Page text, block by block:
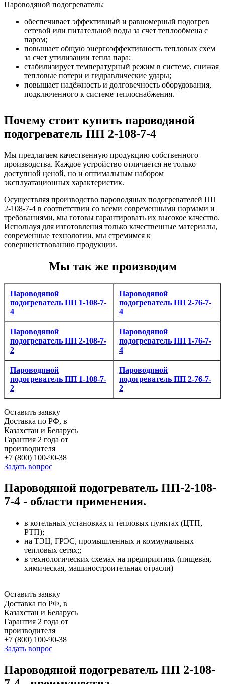
Пароводяной подогреватель:
обеспечивает эффективный и равномерный подогрев
сетевой или питательной воды за счет теплообмена с
паром;
повышает общую энергоэффективность тепловых схем
за счет утилизации тепла пара;
стабилизирует температурный режим в системе, снижая
тепловые потери и гидравлические удары;
повышает надёжность и долговечность оборудования,
подключенного к системе теплоснабжения.
Почему стоит купить пароводяной
подогреватель ПП 2-108-7-4
Мы предлагаем качественную продукцию собственного
производства. Каждое устройство отличается не только
доступной ценой, но и оптимальным набором
эксплуатационных характеристик.
Осуществляя производство пароводяных подогревателей ПП
2-108-7-4 в соответствии со всеми современными нормами и
требованиями, мы готовы гарантировать их высокое качество.
Используя для изготовления только качественные материалы,
современные технологии, мы стремимся к
совершенствованию продукции.
Мы так же производим
Пароводяной
подогреватель ПП 1-108-7-
4
Пароводяной
подогреватель ПП 2-76-7-
4
Пароводяной
подогреватель ПП 2-108-7-
2
Пароводяной
подогреватель ПП 1-76-7-
4
Пароводяной
подогреватель ПП 1-108-7-
2
Пароводяной
подогреватель ПП 2-76-7-
2
Оставить заявку
Доставка по РФ, в
Казахстан и Беларусь
Гарантия 2 года от
производителя
+7 (800) 100-90-38
Задать вопрос
Пароводяной подогреватель ПП-2-108-
7-4 - области применения.
в котельных установках и тепловых пунктах (ЦТП,
РТП);
на ТЭЦ, ГРЭС, промышленных и коммунальных
тепловых сетях;;
в технологических схемах на предприятиях (пищевая,
химическая, машиностроительная отрасли)
Оставить заявку
Доставка по РФ, в
Казахстан и Беларусь
Гарантия 2 года от
производителя
+7 (800) 100-90-38
Задать вопрос
Пароводяной подогреватель ПП 2-108-